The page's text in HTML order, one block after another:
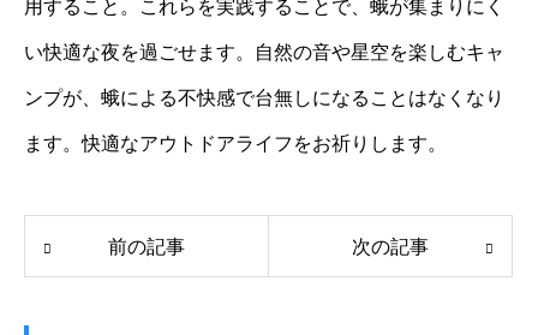
用すること。これらを実践することで、蛾が集まりにく
い快適な夜を過ごせます。自然の音や星空を楽しむキャ
ンプが、蛾による不快感で台無しになることはなくなり
ます。快適なアウトドアライフをお祈りします。
前の記事 次の記事